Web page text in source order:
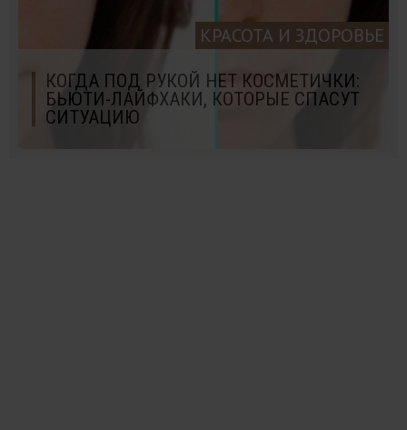
КРАСОТА И ЗДОРОВЬЕ
КОГДА ПОД РУКОЙ НЕТ КОСМЕТИЧКИ:
БЬЮТИ-ЛАЙФХАКИ, КОТОРЫЕ СПАСУТ
СИТУАЦИЮ